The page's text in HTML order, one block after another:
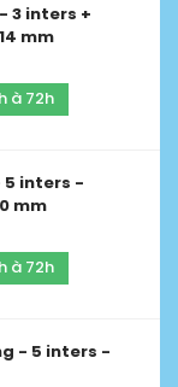
3 inters +
mm
à 72h
5 inters -
mm
à 72h
- 5 inters -